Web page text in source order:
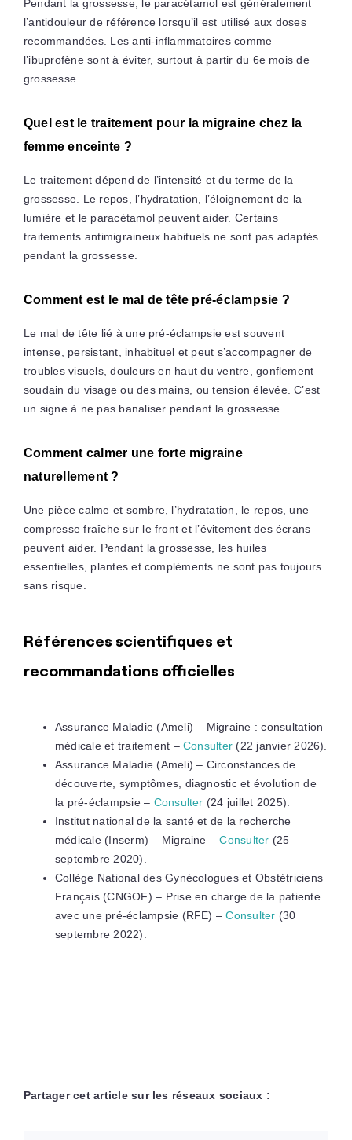
Pendant la grossesse, le paracétamol est généralement
l’antidouleur de référence lorsqu’il est utilisé aux doses
recommandées. Les anti-inflammatoires comme
l’ibuprofène sont à éviter, surtout à partir du 6e mois de
grossesse.
Quel est le traitement pour la migraine chez la
femme enceinte ?
Le traitement dépend de l’intensité et du terme de la
grossesse. Le repos, l’hydratation, l’éloignement de la
lumière et le paracétamol peuvent aider. Certains
traitements antimigraineux habituels ne sont pas adaptés
pendant la grossesse.
Comment est le mal de tête pré-éclampsie ?
Le mal de tête lié à une pré-éclampsie est souvent
intense, persistant, inhabituel et peut s’accompagner de
troubles visuels, douleurs en haut du ventre, gonflement
soudain du visage ou des mains, ou tension élevée. C’est
un signe à ne pas banaliser pendant la grossesse.
Comment calmer une forte migraine
naturellement ?
Une pièce calme et sombre, l’hydratation, le repos, une
compresse fraîche sur le front et l’évitement des écrans
peuvent aider. Pendant la grossesse, les huiles
essentielles, plantes et compléments ne sont pas toujours
sans risque.
Références scientifiques et
recommandations officielles
Assurance Maladie (Ameli) – Migraine : consultation
médicale et traitement – Consulter (22 janvier 2026).
Assurance Maladie (Ameli) – Circonstances de
découverte, symptômes, diagnostic et évolution de
la pré-éclampsie – Consulter (24 juillet 2025).
Institut national de la santé et de la recherche
médicale (Inserm) – Migraine –Consulter (25
septembre 2020).
Collège National des Gynécologues et Obstétriciens
Français (CNGOF) – Prise en charge de la patiente
avec une pré-éclampsie (RFE) –Consulter (30
septembre 2022).
Partager cet article sur les réseaux sociaux :